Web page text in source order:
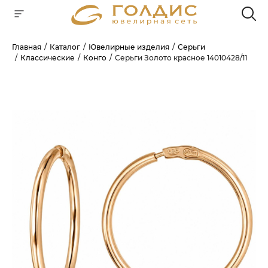
Главная Каталог Ювелирные изделия
Серьги
Классические
Конго Серьги Золото красное 14010428/11
Для клиентов всех банков
ГРАФИК ПЛАТЕЖЕЙ
Сегодня
%